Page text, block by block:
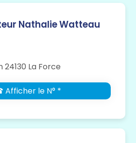
Nathalie Watteau
24130 La Force
le N° *